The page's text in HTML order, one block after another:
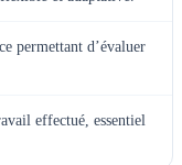
permettant d’évaluer
effectué, essentiel